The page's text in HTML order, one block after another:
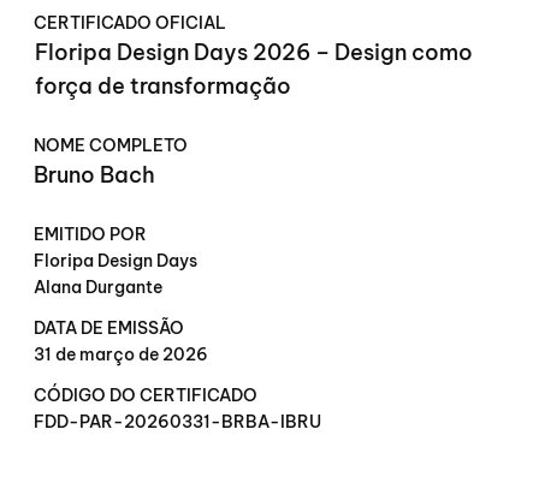
CERTIFICADO OFICIAL
Floripa Design Days 2026 – Design como
força de transformação
NOME COMPLETO
Bruno Bach
DATA DE EMISSÃO
31 de março de 2026
EMITIDO POR
Floripa Design Days
Alana Durgante
CÓDIGO DO CERTIFICADO
FDD-PAR-20260331-BRBA-IBRU